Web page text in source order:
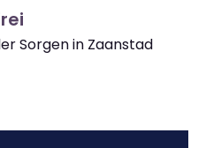
Sorgen in Zaanstad